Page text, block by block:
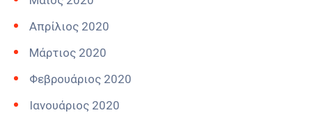
Απρίλιος 2020
Μάρτιος 2020
Φεβρουάριος 2020
Ιανουάριος 2020